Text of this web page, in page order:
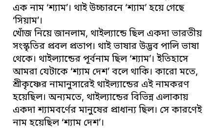
এক নাম ‘শ্যাম’। থাই উচ্চারনে ‘শ্যাম’ হয়ে গেছে
‘সিয়াম’।
খোঁজ নিয়ে জানলাম, থাইল্যান্ডে ছিল একদা ভারতীয়
সংস্কৃতির প্রবল প্রতাপ। থাই ভাষার উদ্ভব পালি ভাষা
থেকে। থাইল্যান্ডের পূর্বনাম ছিল ‘শ্যাম’। ইতিহাসে
আমরা যেটাকে ‘শ্যাম দেশ’ বলে থাকি। কারো মতে,
শ্রীকৃষ্ণের নামানুসারেই থাইল্যান্ডের এই নামকরণ
হয়েছিল। অন্যমতে, থাইল্যান্ডের বিভিন্ন এলাকায়
একদা শ্যামবর্ণের মানুষের প্রাধান্য ছিল। সে কারণেই
নাম হয়েছিল ‘শ্যাম দেশ’।